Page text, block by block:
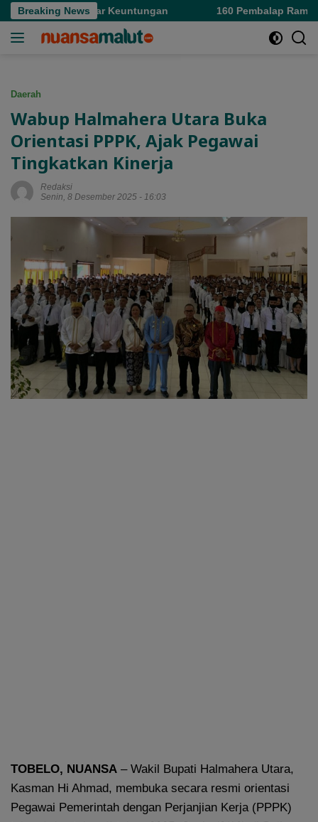
Langsung
ke
Breaking News
Hanya Kejar Keuntungan 160 Pembalap Ramaikan
Daerah
Wabup Halmahera Utara Buka
Orientasi PPPK, Ajak Pegawai
Tingkatkan Kinerja
Redaksi
Senin, 8 Desember 2025 - 16:03
TOBELO, NUANSA – Wakil Bupati Halmahera Utara,
Kasman Hi Ahmad, membuka secara resmi orientasi
Pegawai Pemerintah dengan Perjanjian Kerja (PPPK)